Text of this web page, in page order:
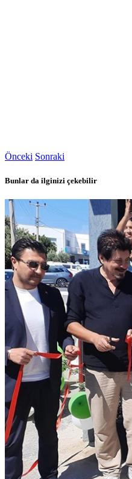
Önceki Sonraki
Bunlar da ilginizi çekebilir